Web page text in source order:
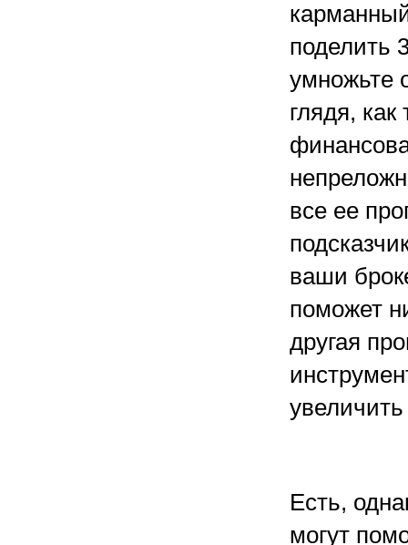
поделить
умножьте
глядя,
все ее
ваши
поможет
другая
Есть,
могут